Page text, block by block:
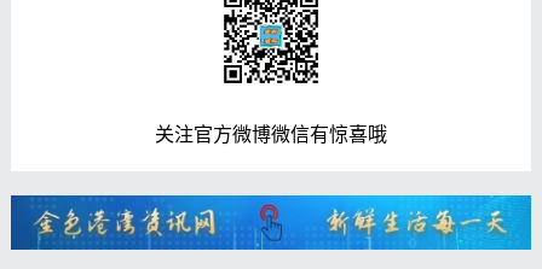
关注官方微博微信有惊喜哦